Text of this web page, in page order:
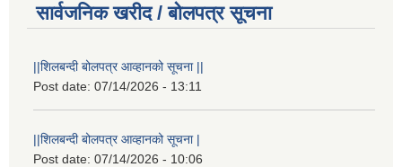
सार्वजनिक खरीद / बोलपत्र सूचना
||शिलबन्दी बोलपत्र आव्हानको सूचना ||
Post date: 07/14/2026 - 13:11
||शिलबन्दी बोलपत्र आव्हानको सूचना |
Post date: 07/14/2026 - 10:06